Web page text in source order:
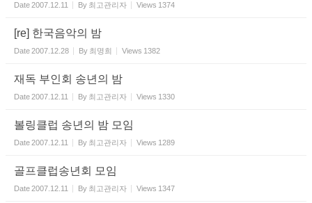
Date2007.12.11 By 최고관리자 Views 1374
[re] 한국음악의 밤
Date2007.12.28 By 최명희 Views 1382
재독 부인회 송년의 밤
Date2007.12.11 By 최고관리자 Views 1330
볼링클럽 송년의 밤 모임
Date2007.12.11 By 최고관리자 Views 1289
골프클럽송년회 모임
Date2007.12.11 By 최고관리자 Views 1347